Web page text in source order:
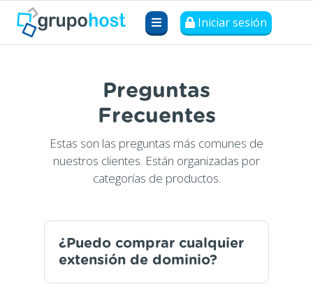
Iniciar sesión
Preguntas
Frecuentes
Estas son las preguntas más comunes de
nuestros clientes. Están organizadas por
categorías de productos.
¿Puedo comprar cualquier
extensión de dominio?